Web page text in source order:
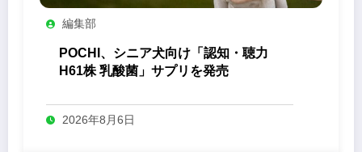
編集部
POCHI、シニア犬向け「認知・聴力
H61株 乳酸菌」サプリを発売
2026年8月6日